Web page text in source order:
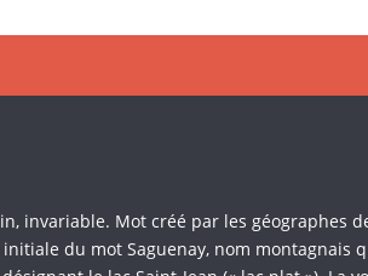
invariable. Mot créé par les géographes
initiale du mot Saguenay, nom